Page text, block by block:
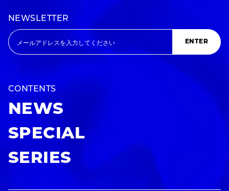
NEWSLETTER
ENTER
CONTENTS
NEWS
SPECIAL
SERIES